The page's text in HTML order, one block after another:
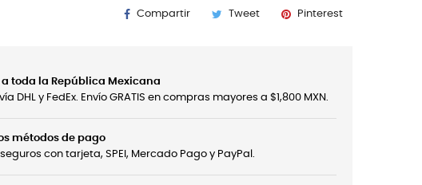
Compartir Tweet Pinterest
a toda la República Mexicana
DHL y FedEx. Envío GRATIS en compras mayores a $1,800 MXN.
métodos de pago
con tarjeta, SPEI, Mercado Pago y PayPal.